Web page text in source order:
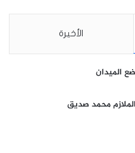
الأخيرة
الميدان
محمد صديق